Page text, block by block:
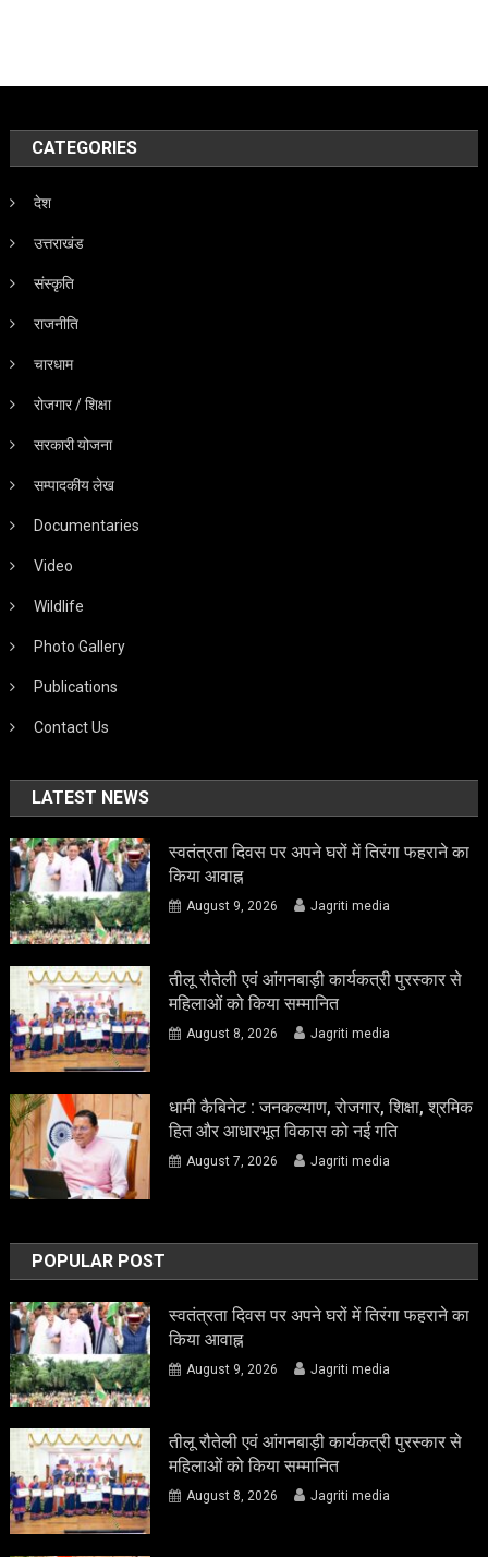
CATEGORIES
देश
उत्तराखंड
संस्कृति
राजनीति
चारधाम
रोजगार / शिक्षा
सरकारी योजना
सम्पादकीय लेख
Documentaries
Video
Wildlife
Photo Gallery
Publications
Contact Us
LATEST NEWS
स्वतंत्रता दिवस पर अपने घरों में तिरंगा फहराने का
किया आवाह्न
August 9, 2026 Jagriti media
तीलू रौतेली एवं आंगनबाड़ी कार्यकत्री पुरस्कार से
महिलाओं को किया सम्मानित
August 8, 2026 Jagriti media
धामी कैबिनेट : जनकल्याण, रोजगार, शिक्षा, श्रमिक
हित और आधारभूत विकास को नई गति
August 7, 2026 Jagriti media
POPULAR POST
स्वतंत्रता दिवस पर अपने घरों में तिरंगा फहराने का
किया आवाह्न
August 9, 2026 Jagriti media
तीलू रौतेली एवं आंगनबाड़ी कार्यकत्री पुरस्कार से
महिलाओं को किया सम्मानित
August 8, 2026 Jagriti media